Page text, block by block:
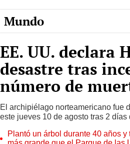
Mundo
EE. UU. declara
desastre tras
número de
El archipiélago norteamericano fue
este jueves 10 de agosto tras 2
Plantó un árbol durante 40 años
más grande que el Parque de las